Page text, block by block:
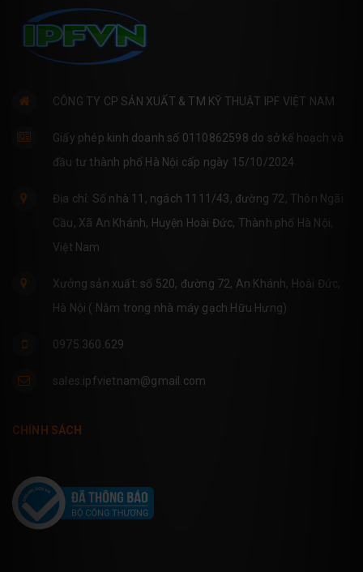
CÔNG TY CP SẢN XUẤT & TM KỸ THUẬT IPF VIỆT NAM
Giấy phép kinh doanh số 0110862598 do sở kế hoạch và
đầu tư thành phố Hà Nội cấp ngày 15/10/2024
Địa chỉ: Số nhà 11, ngách 1111/43, đường 72, Thôn Ngãi
Cầu, Xã An Khánh, Huyện Hoài Đức, Thành phố Hà Nội,
Việt Nam
Xưởng sản xuất: số 520, đường 72, An Khánh, Hoài Đức,
Hà Nội ( Nằm trong nhà máy gạch Hữu Hưng)
0975.360.629
sales.ipfvietnam@gmail.com
CHÍNH SÁCH